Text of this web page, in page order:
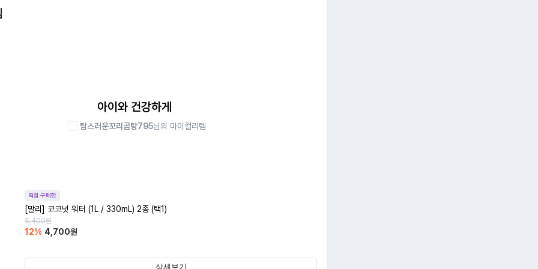
아이와 건강하게
탐스러운꼬리곰탕795님의 마이컬리템
직접 구매한
[말리] 코코넛 워터 (1L / 330mL) 2종 (택1)
5,400원
12% 4,700원
상세보기